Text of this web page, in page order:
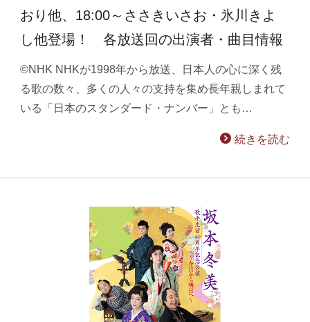
おり他、18:00～ささきいさお・氷川きよ
し他登場！ 各放送回の出演者・曲目情報
©NHK NHKが1998年から放送、日本人の心に深く残
る歌の数々、多くの人々の支持を集め長年親しまれて
いる「日本のスタンダード・ナンバー」とも…
続きを読む